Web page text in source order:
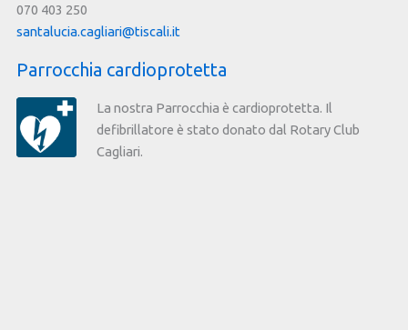
070 403 250
santalucia.cagliari@tiscali.it
Parrocchia cardioprotetta
La nostra Parrocchia è cardioprotetta. Il
defibrillatore è stato donato dal Rotary Club
Cagliari.